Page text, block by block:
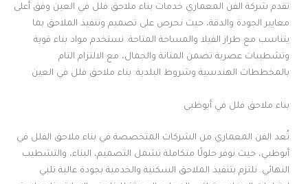
تقدم شركة الفن المعماري خدمات بناء ملاحق فلل في العين وفق أعلى
معايير الجودة والدقة، حيث نحرص على تصميم وتنفيذ الملاحق بما
يتناسب مع طراز الفيلا والمساحة المتاحة. نستخدم مواد بناء قوية
وتشطيبات عصرية تضمن المتانة والجمال، مع الالتزام التام
بالمخططات الهندسية وشروط البلدية. بناء ملاحق فلل في العين
بناء ملاحق فلل في أبوظبي
تُعد الفن المعماري من الشركات المتخصصة في بناء ملاحق الفلل في
أبوظبي، حيث نوفر حلولًا متكاملة تشمل التصميم، البناء، والتشطيب
النهائي. نلتزم بتنفيذ الملاحق السكنية والخدمية بجودة عالية تلبي